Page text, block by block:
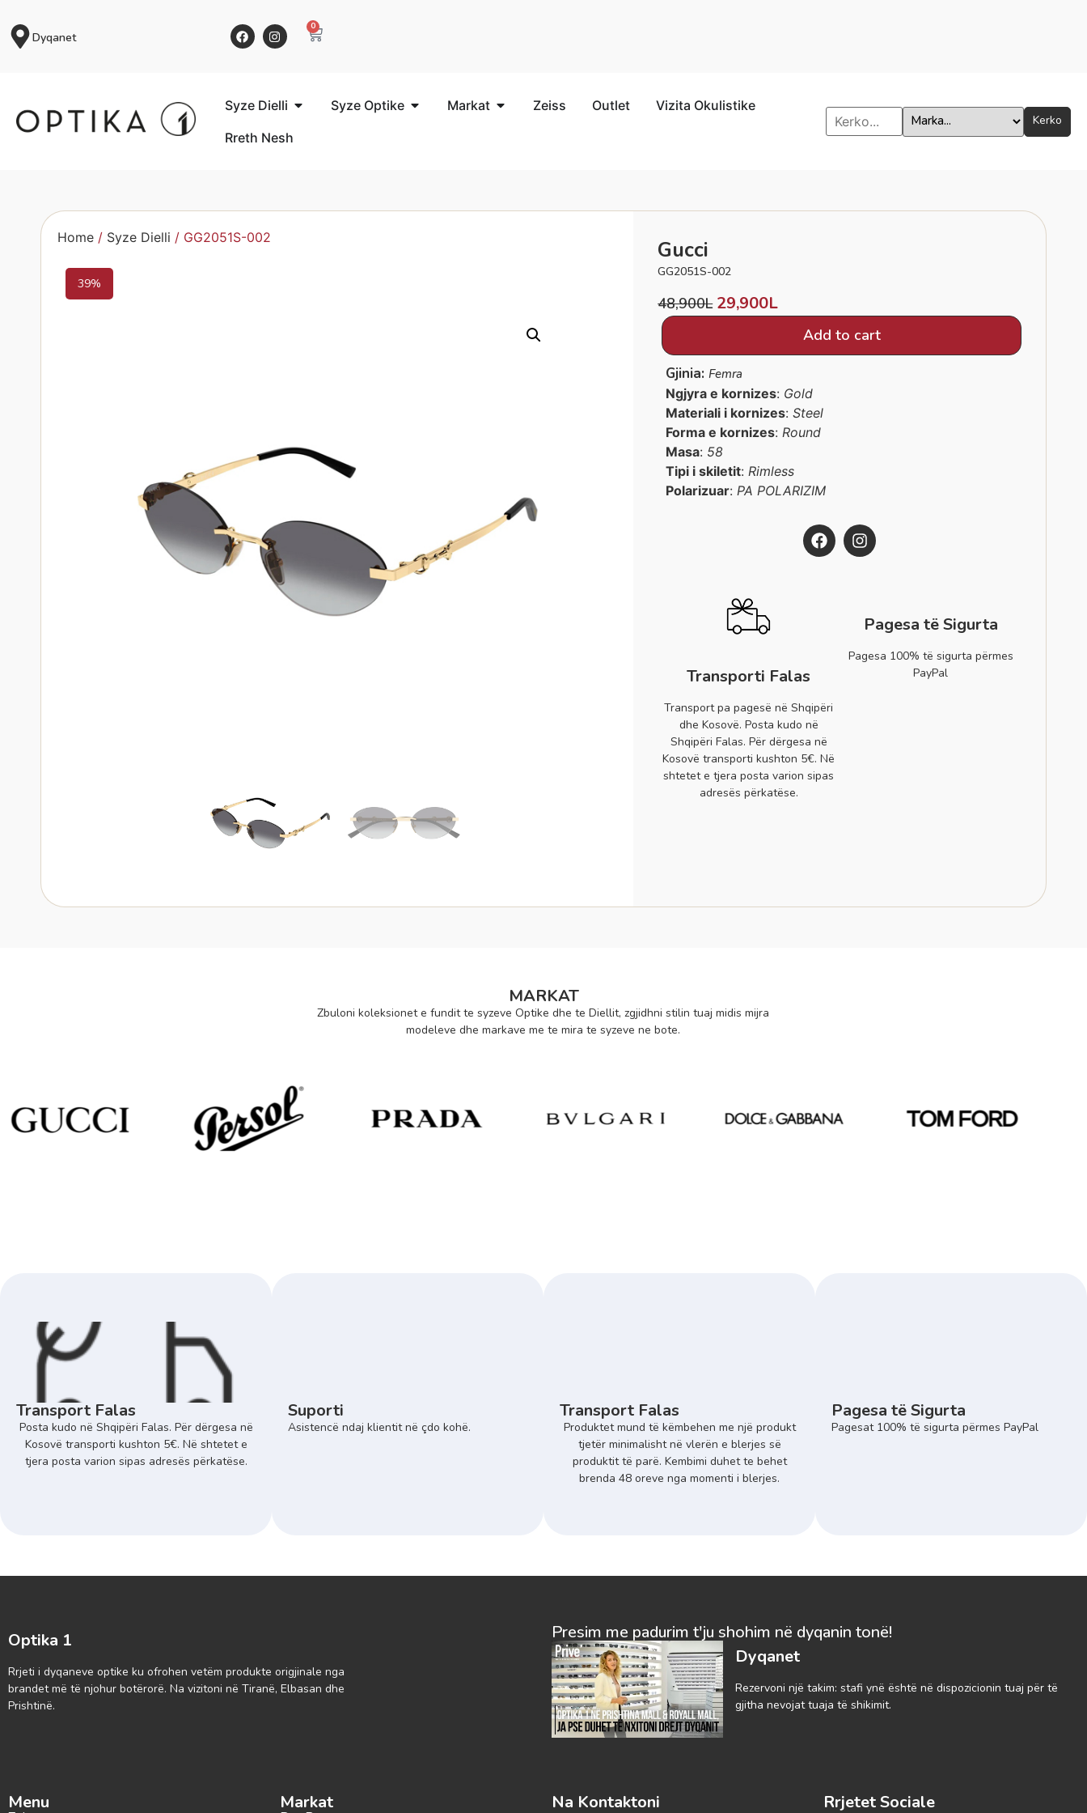
Dyqanet
0
Syze Dielli Syze Optike Markat Zeiss Outlet
Vizita Okulistike
Rreth Nesh
Kerko
Home / Syze Dielli / GG2051S-002
39%
Gucci
GG2051S-002
48,900L 29,900L
Add to cart
Gjinia:Femra
Ngjyra e kornizes: Gold
Materiali i kornizes:Steel
Forma e kornizes:Round
Masa: 58
Tipi i skiletit:Rimless
Polarizuar:PA POLARIZIM
Transporti Falas
Transport pa pagesë në Shqipëri
dhe Kosovë. Posta kudo në
Shqipëri Falas. Për dërgesa në
Kosovë transporti kushton 5€. Në
shtetet e tjera posta varion sipas
adresës përkatëse.
Pagesa të Sigurta
Pagesa 100% të sigurta përmes
PayPal
MARKAT
Zbuloni koleksionet e fundit te syzeve Optike dhe te Diellit, zgjidhni stilin tuaj midis mijra
modeleve dhe markave me te mira te syzeve ne bote.
Transport Falas
Posta kudo në Shqipëri Falas. Për dërgesa në
Kosovë transporti kushton 5€. Në shtetet e
tjera posta varion sipas adresës përkatëse.
Suporti
Asistencë ndaj klientit në çdo kohë.
Transport Falas
Produktet mund të këmbehen me një produkt
tjetër minimalisht në vlerën e blerjes së
produktit të parë. Kembimi duhet te behet
brenda 48 oreve nga momenti i blerjes.
Pagesa të Sigurta
Pagesat 100% të sigurta përmes PayPal
Optika 1
Rrjeti i dyqaneve optike ku ofrohen vetëm produkte origjinale nga
brandet më të njohur botërorë. Na vizitoni në Tiranë, Elbasan dhe
Prishtinë.
Presim me padurim t'ju shohim në dyqanin tonë!
Dyqanet
Rezervoni një takim: stafi ynë është në dispozicionin tuaj për të
gjitha nevojat tuaja të shikimit.
Menu Markat Na Kontaktoni Rrjetet Sociale